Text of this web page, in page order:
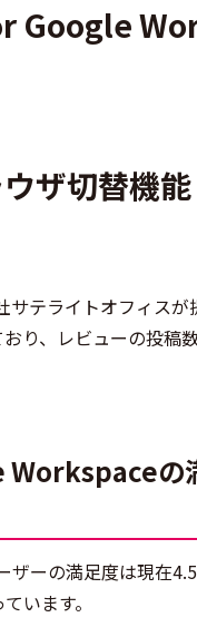
Google
ザ切替機
テライトオフィス
り、レビューの投稿
Workspaceの
ーの満足度は現在4.5
います。